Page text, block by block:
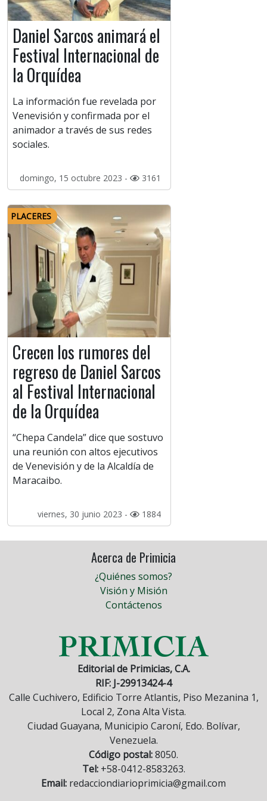
Daniel Sarcos animará el
Festival Internacional de
la Orquídea
La información fue revelada por
Venevisión y confirmada por el
animador a través de sus redes
sociales.
domingo, 15 octubre 2023 - 3161
PLACERES
Crecen los rumores del
regreso de Daniel Sarcos
al Festival Internacional
de la Orquídea
“Chepa Candela” dice que sostuvo
una reunión con altos ejecutivos
de Venevisión y de la Alcaldía de
Maracaibo.
viernes, 30 junio 2023 - 1884
Acerca de Primicia
¿Quiénes somos?
Visión y Misión
Contáctenos
Editorial de Primicias, C.A.
RIF: J-29913424-4
Calle Cuchivero, Edificio Torre Atlantis, Piso Mezanina 1,
Local 2, Zona Alta Vista.
Ciudad Guayana, Municipio Caroní, Edo. Bolívar,
Venezuela.
Código postal:8050.
Tel:+58-0412-8583263.
Email: redacciondiarioprimicia@gmail.com